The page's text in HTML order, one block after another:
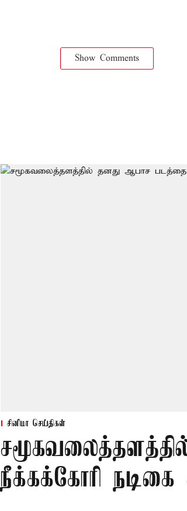
Show Comments
சினிமா செய்திகள்
நீக்கக்கோரி நடிகை